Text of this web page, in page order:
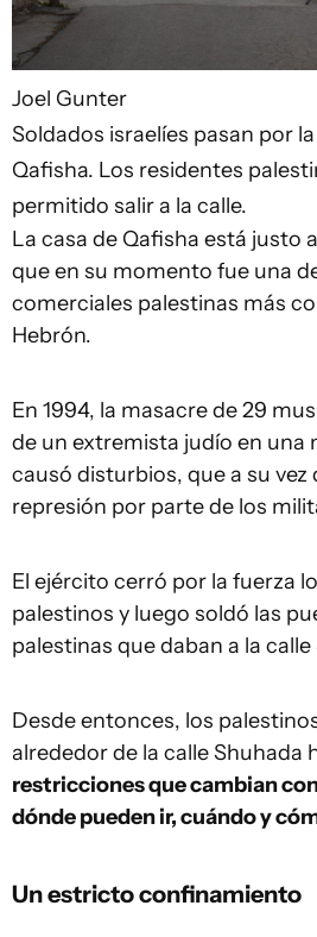
Joel Gunter
Soldados israelíes pasan por
Qafisha. Los residentes
permitido salir a la calle.
La casa de Qafisha está justo
que en su momento fue una
comerciales palestinas más
Hebrón.
En 1994, la masacre de 29
de un extremista judío en una
causó disturbios, que a su vez
represión por parte de los
El ejército cerró por la fuerza
palestinos y luego soldó las
palestinas que daban a la calle
Desde entonces, los
alrededor de la calle Shuhada
restricciones que cambian
dónde pueden ir, cuándo y
Un estricto confinamiento